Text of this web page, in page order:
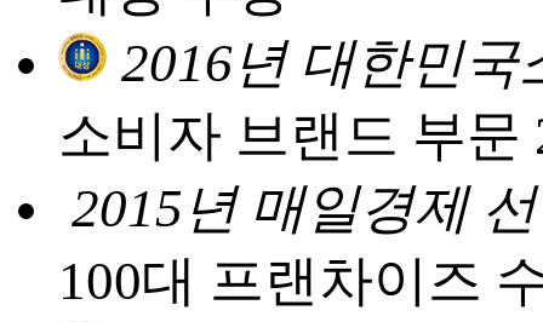
2016년 대한민국
소비자 브랜드 부문
2015년 매일경제
100대 프랜차이즈